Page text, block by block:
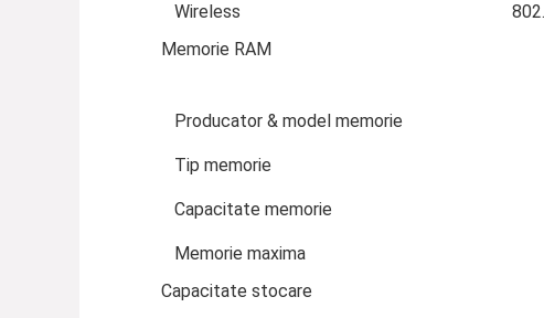
Wireless
Memorie RAM
Producator & model memorie
Tip memorie
Capacitate memorie
Memorie maxima
Capacitate stocare